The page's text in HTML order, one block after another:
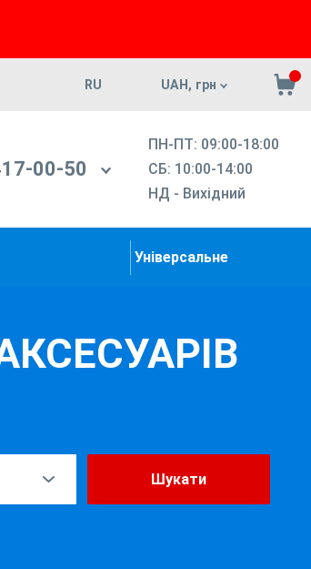
RU UAH, грн
00-50
ПН-ПТ: 09:00-18:00
СБ: 10:00-14:00
НД - Вихідний
Універсальне
Шукати